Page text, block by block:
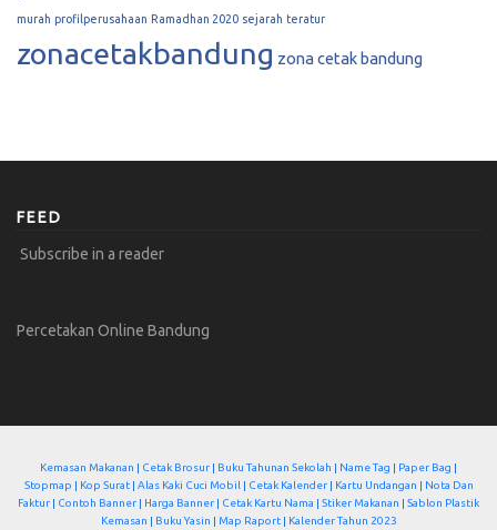
murah profilperusahaan Ramadhan 2020 sejarah teratur
zonacetakbandung zona cetak bandung
FEED
Subscribe in a reader
Percetakan Online Bandung
Kemasan Makanan Cetak Brosur Buku Tahunan Sekolah Name Tag Paper Bag
Stopmap
Kop Surat| Alas Kaki Cuci Mobil| Cetak Kalender| Kartu Undangan
Nota Dan
Faktur
Contoh Banner Harga Banner Cetak Kartu Nama Stiker Makanan
Sablon Plastik
Kemasan
Buku Yasin Map Raport| Kalender Tahun 2023